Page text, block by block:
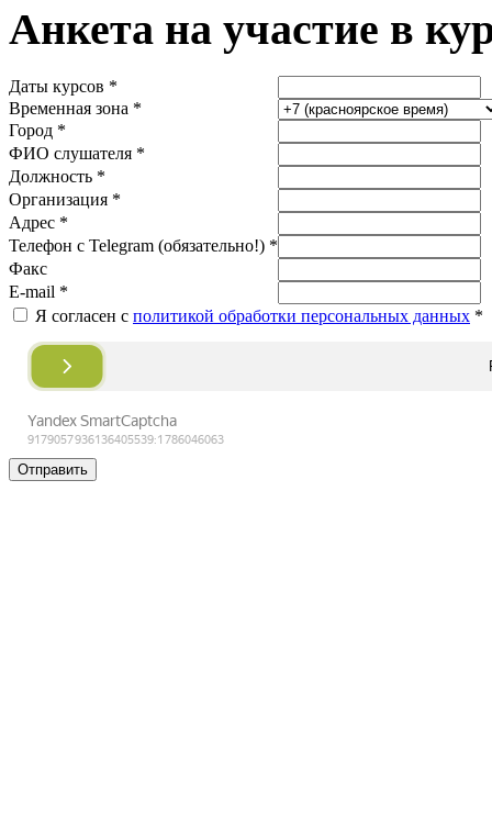
Анкета на участие в
Даты курсов *
Временная зона *
Город *
ФИО слушателя *
Должность *
Организация *
Адрес *
Телефон с Telegram (обязательно!) *
Факс
E-mail *
Я согласен с политикой обработки персональных данных *
Отправить